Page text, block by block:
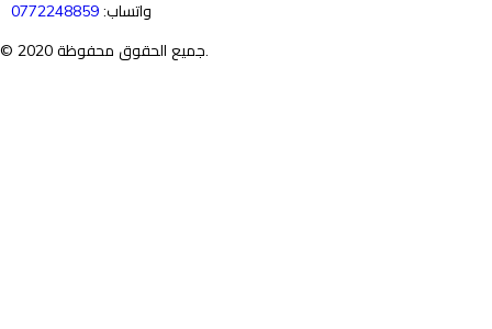
واتساب: 0772248859
© جميع الحقوق محفوظة 2020.